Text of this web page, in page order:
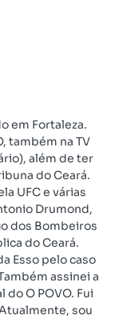
em Fortaleza.
também na TV
além de ter
do Ceará.
UFC e várias
Drumond,
dos Bombeiros
do Ceará.
Esso pelo caso
assinei a
O POVO. Fui
sou